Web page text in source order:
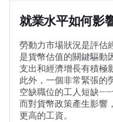
就業水平如何影
勞動力市場狀況是評估
是貨幣估值的關鍵驅動
支出和經濟增長有積極
此外，一個非常緊張
空缺職位的工人短缺
而對貨幣政策產生影響
更高的工資。